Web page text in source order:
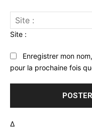
Site :
Enregistrer mon
pour la prochaine fois
Δ